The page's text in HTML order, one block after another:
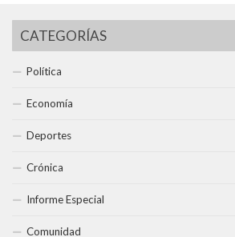
CATEGORÍAS
Política
Economía
Deportes
Crónica
Informe Especial
Comunidad